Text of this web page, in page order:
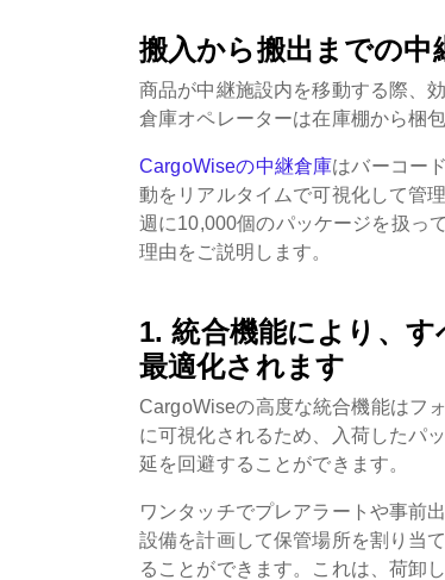
搬入から搬出までの中
商品が中継施設内を移動する際、
倉庫オペレーターは在庫棚から梱
CargoWiseの中継倉庫はバーコー
動をリアルタイムで可視化して管
週に10,000個のパッケージを扱っ
理由をご説明します。
1. 統合機能により、
最適化されます
CargoWiseの高度な統合機能はフ
に可視化されるため、入荷したパ
延を回避することができます。
ワンタッチでプレアラートや事前
設備を計画して保管場所を割り当
ることができます。これは、荷卸